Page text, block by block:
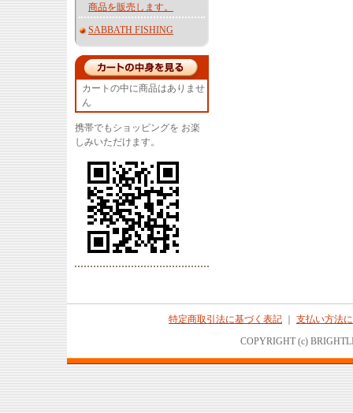
商品を販売します。
SABBATH FISHING
カートの中に商品はありませ
ん
携帯でもショッピングを お楽
しみいただけます。
特定商取引法に基づく表記
支払い方法
COPYRIGHT (c)